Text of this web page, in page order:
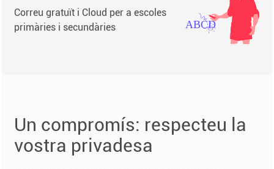
Correu gratuït i Cloud per a escoles
primàries i secundàries
Un compromís: respecteu la
vostra privadesa